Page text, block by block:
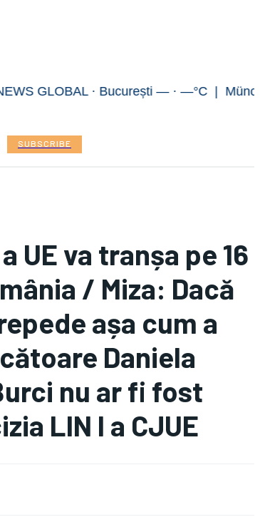
GLOBAL · București — · —°C |
SUBSCRIBE
UE va tranșa pe 16
/ Miza: Dacă
așa cum a
Daniela
nu ar fi fost
LIN I a CJUE